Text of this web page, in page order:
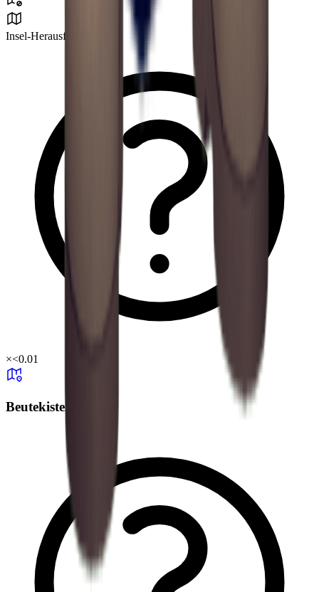
Insel-Herausforderung
×<0.01
Beutekisten-Drop